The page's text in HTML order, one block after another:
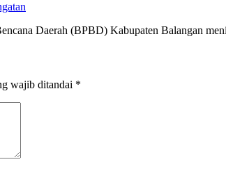
Daerah (BPBD) Kabupaten Balangan
wajib ditandai *